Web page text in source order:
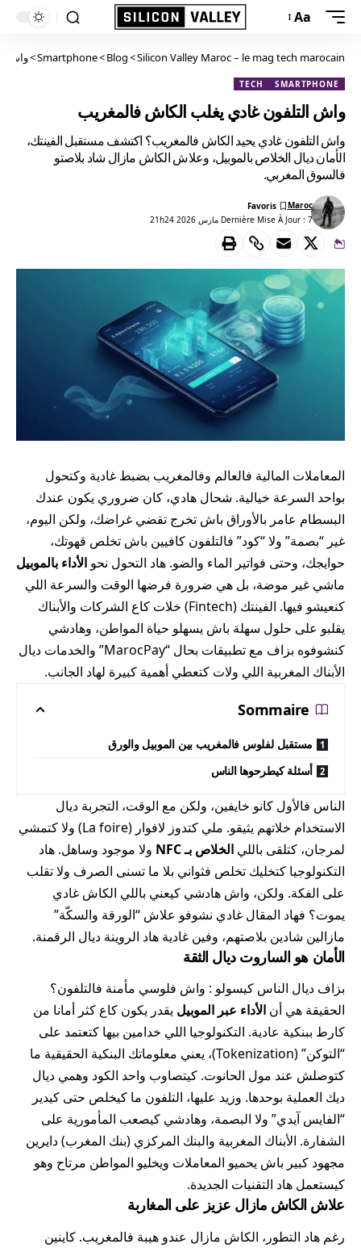
Aa
Silicon Valley Maroc – le mag tech marocain
>
Blog
>
Smartphone
>واش
SMARTPHONE
TECH
واش التلفون غادي يغلب الكاش فالمغريب
واش التلفون غادي يحيد الكاش فالمغريب؟ اكتشف مستقبل الفينتك،
الأمان ديال الخلاص بالموبيل، وعلاش الكاش مازال شاد بلاصتو
فالسوق المغربي.
Dernière Mise À Jour : 7 مارس 2026 21h24
Maroc
المعاملات المالية فالعالم وفالمغريب بضبط غادية وكتحول
بواحد السرعة خيالية. شحال هادي، كان ضروري يكون عندك
البسطام عامر بالأوراق باش تخرج تقضي غراضك، ولكن اليوم،
غير “بصمة” ولا “كود” فالتلفون كافيين باش تخلص قهوتك،
حوايجك، وحتى فواتير الماء والضو. هاد التحول نحو الأداء بالموبيل
ماشي غير موضة، بل هي ضرورة فرضها الوقت والسرعة اللي
كنعيشو فيها. الفينتك (Fintech) خلات كاع الشركات والأبناك
يقلبو على حلول سهلة باش يسهلو حياة المواطن، وهادشي
كنشوفوه بزاف مع تطبيقات بحال “MarocPay” والخدمات ديال
الأبناك المغربية اللي ولات كتعطي أهمية كبيرة لهاد الجانب.
Sommaire
مستقبل لفلوس فالمغريب بين الموبيل والورق
أسئلة كيطرحوها الناس
الناس فالأول كانو خايفين، ولكن مع الوقت، التجربة ديال
الاستخدام خلاتهم يثيقو. ملي كتدوز لافوار (La foire) ولا كتمشي
لمرجان، كتلقى باللي الخلاص بـ NFC
ولا موجود وساهل. هاد
التكنولوجيا كتخليك تخلص فثواني بلا ما تسنى الصرف ولا تقلب
على الفكة. ولكن، واش هادشي كيعني باللي الكاش غادي
يموت؟ فهاد المقال غادي نشوفو علاش “الورقة والسكّة”
مازالين شادين بلاصتهم، وفين غادية هاد الروينة ديال الرقمنة.
الأمان هو الساروت ديال الثقة
بزاف ديال الناس كيسولو : واش فلوسي مأمنة فالتلفون؟
الحقيقة هي أن الأداء عبر الموبيل يقدر يكون كاع كثر أمانا من
كارط ببنكية عادية. التكنولوجيا اللي خدامين بيها كتعتمد على
“التوكن” (Tokenization)، يعني معلوماتك البنكية الحقيقية ما
كتوصلش عند مول الحانوت. كيتصاوب واحد الكود وهمي ديال
ديك العملية بوحدها. وزيد عليها، التلفون ما كيخلص حتى كيدير
“الفايس آيدي” ولا البصمة، وهادشي كيصعب المأمورية على
الشفارة. الأبناك المغربية والبنك المركزي (بنك المغرب) دايرين
مجهود كبير باش يحميو المعاملات ويخليو المواطن مرتاح وهو
كيستعمل هاد التقنيات الجديدة.
علاش الكاش مازال عزيز على المغاربة
رغم هاد التطور، الكاش مازال عندو هيبة فالمغريب. كاينين